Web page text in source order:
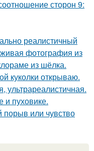
сторон 9:
реалистичный
фотография из
из шёлка.
куколки открываю.
ультрареалистичная.
и пуховике.
порыв или чувство